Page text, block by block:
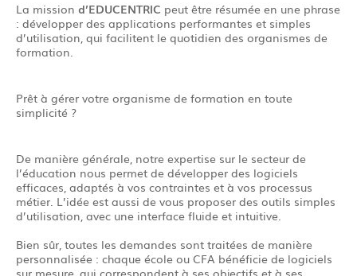
La mission d’EDUCENTRIC peut être résumée en une phrase
: développer des applications performantes et simples
d’utilisation, qui facilitent le quotidien des organismes de
formation.
Prêt à gérer votre organisme de formation en toute
simplicité ?
De manière générale, notre expertise sur le secteur de
l’éducation nous permet de développer des logiciels
efficaces, adaptés à vos contraintes et à vos processus
métier. L’idée est aussi de vous proposer des outils simples
d’utilisation, avec une interface fluide et intuitive.
Bien sûr, toutes les demandes sont traitées de manière
personnalisée : chaque école ou CFA bénéficie de logiciels
sur mesure, qui correspondent à ses objectifs et à ses